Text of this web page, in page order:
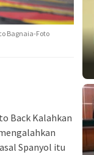
Bagnaia-Foto
Back Kalahkan
Spanyol itu